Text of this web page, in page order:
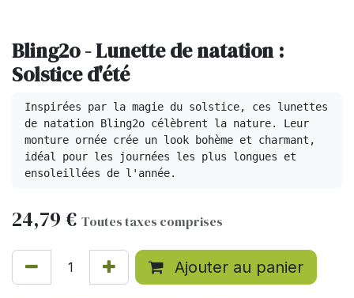
Bling2o - Lunette de natation :
Solstice d'été
Inspirées par la magie du solstice, ces lunettes
de natation Bling2o célèbrent la nature. Leur
monture ornée crée un look bohème et charmant,
idéal pour les journées les plus longues et
ensoleillées de l'année.
24,79 € Toutes taxes comprises
Ajouter au panier